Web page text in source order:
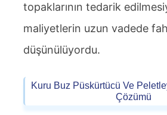
topaklarının tedarik
maliyetlerin uzun vadede
düşünülüyordu.
Kuru Buz Püskürtücü Ve
Çözümü